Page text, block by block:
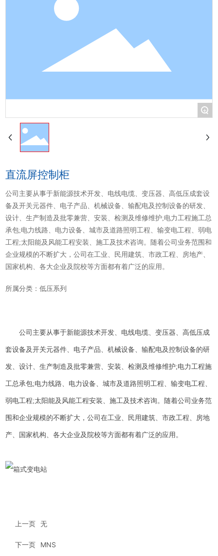
+
直流屏控制柜
公司主要从事于新能源技术开发、电线电缆、变压器、高低压成套设
备及开关元器件、电子产品、机械设备、输配电及控制设备的研发、
设计、生产制造及批零兼营、安装、检测及维修维护;电力工程施工总
承包;电力线路、电力设备、城市及道路照明工程、输变电工程、弱电
工程;太阳能及风能工程安装、施工及技术咨询。随着公司业务范围和
企业规模的不断扩大，公司在工业、民用建筑、市政工程、房地产、
国家机构、各大企业及院校等方面都有着广泛的应用。
所属分类：低压系列
公司主要从事于新能源技术开发、电线电缆、变压器、高低压成
套设备及开关元器件、电子产品、机械设备、输配电及控制设备的研
发、设计、生产制造及批零兼营、安装、检测及维修维护;电力工程施
工总承包;电力线路、电力设备、城市及道路照明工程、输变电工程、
弱电工程;太阳能及风能工程安装、施工及技术咨询。随着公司业务范
围和企业规模的不断扩大，公司在工业、民用建筑、市政工程、房地
产、国家机构、各大企业及院校等方面都有着广泛的应用。
上一页 无
下一页 MNS